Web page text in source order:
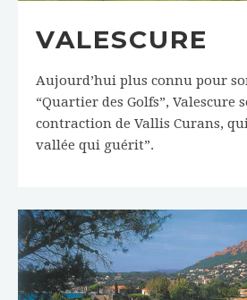
VALESCURE
Aujourd’hui plus connu pour
“Quartier des Golfs”, Valescure
contraction de Vallis Curans,
vallée qui guérit”.